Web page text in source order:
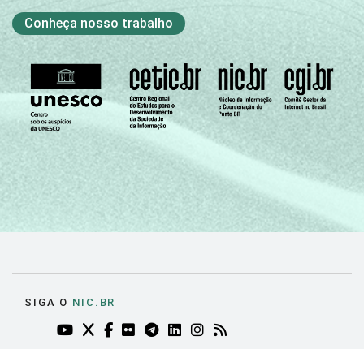
Conheça nosso trabalho
SIGA O NIC.BR
YOUTUBE DO NIC.BR (ABRE EM NOVA ABA)
TWITTER DO NIC.BR (ABRE EM NOVA ABA)
FACEBOOK DO NIC.BR (ABRE EM NOVA
FLICKR DO NIC.BR (ABRE EM NOVA
TELEGRAM DO NIC.BR (ABRE EM
LINKEDIN DO NIC.BR (ABRE
INSTAGRAM DO NIC.BR
RSS DO NIC.BR (ABRE